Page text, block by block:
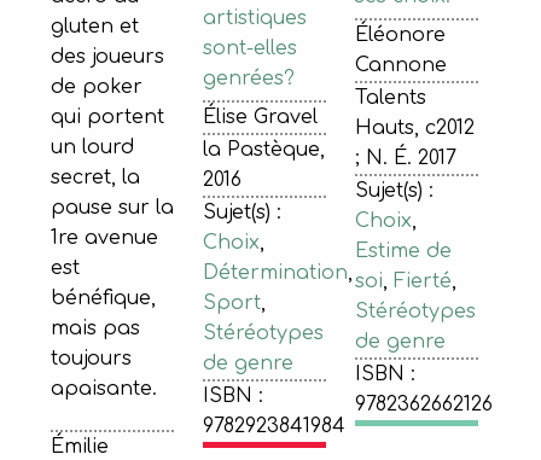
gluten et
des joueurs
de poker
qui portent
un lourd
secret, la
pause sur la
1re avenue
est
bénéfique,
mais pas
toujours
apaisante.
Émilie
artistiques
sont-elles
genrées?
Élise Gravel
la Pastèque,
2016
Sujet(s) :
Choix,
Détermination,
Sport,
Stéréotypes
de genre
ISBN :
9782923841984
Éléonore
Cannone
Talents
Hauts, c2012
; N. É. 2017
Sujet(s) :
Choix,
Estime de
soi, Fierté,
Stéréotypes
de genre
ISBN :
9782362662126